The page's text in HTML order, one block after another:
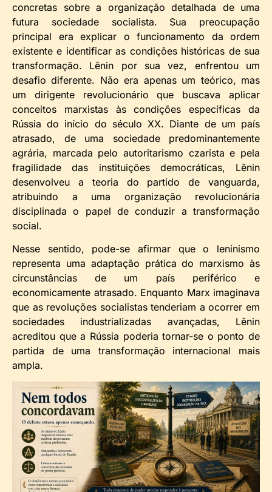
concretas sobre a organização detalhada de uma
futura sociedade socialista. Sua preocupação
principal era explicar o funcionamento da ordem
existente e identificar as condições históricas de sua
transformação. Lênin por sua vez, enfrentou um
desafio diferente. Não era apenas um teórico, mas
um dirigente revolucionário que buscava aplicar
conceitos marxistas às condições específicas da
Rússia do início do século XX. Diante de um país
atrasado, de uma sociedade predominantemente
agrária, marcada pelo autoritarismo czarista e pela
fragilidade das instituições democráticas, Lênin
desenvolveu a teoria do partido de vanguarda,
atribuindo a uma organização revolucionária
disciplinada o papel de conduzir a transformação
social.
Nesse sentido, pode-se afirmar que o leninismo
representa uma adaptação prática do marxismo às
circunstâncias de um país periférico e
economicamente atrasado. Enquanto Marx imaginava
que as revoluções socialistas tenderiam a ocorrer em
sociedades industrializadas avançadas, Lênin
acreditou que a Rússia poderia tornar-se o ponto de
partida de uma transformação internacional mais
ampla.